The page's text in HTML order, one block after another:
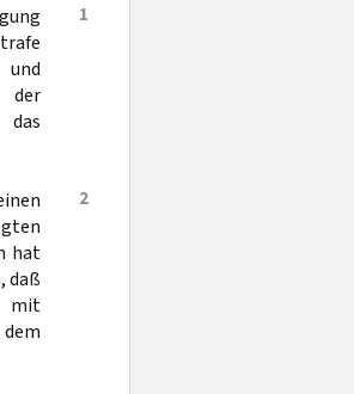
1
der
das
2
hat
daß
mit